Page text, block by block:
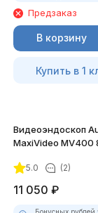
Предзаказ
В корзину
Купить в 1
Видеоэндоскоп
MaxiVideo MV400
5.0 (2)
11 050 ₽